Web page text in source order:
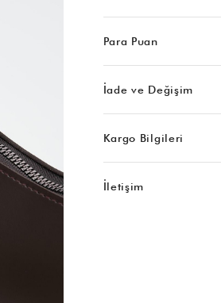
Para Puan
İade ve Değişim
Kargo Bilgileri
İletişim